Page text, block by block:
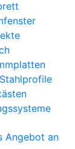
Angebot an